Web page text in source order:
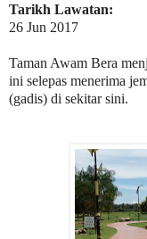
Tarikh Lawatan:
26 Jun 2017
Taman Awam Bera
ini selepas menerima
(gadis) di sekitar sini.